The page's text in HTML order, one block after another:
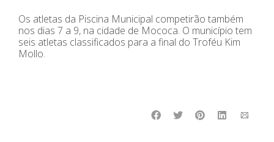
Os atletas da Piscina Municipal competirão também
nos dias 7 a 9, na cidade de Mococa. O município tem
seis atletas classificados para a final do Troféu Kim
Mollo.